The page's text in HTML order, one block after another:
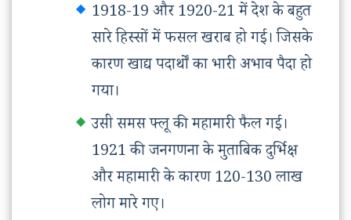
1918-19 और 1920-21 में देश के बहुत
सारे हिस्सों में फसल खराब हो गई। जिसके
कारण खाद्य पदार्थों का भारी अभाव पैदा हो
गया।
उसी समस फ्लू की महामारी फैल गई।
1921 की जनगणना के मुताबिक दुर्भिक्ष
और महामारी के कारण 120-130 लाख
लोग मारे गए।